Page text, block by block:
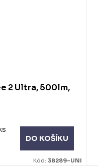
2 Ultra, 500lm,
DO KOŠÍKU
Kód: 38289-UNI